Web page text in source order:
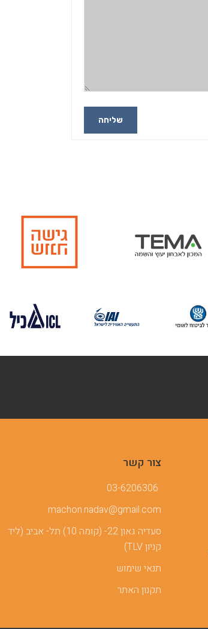
שליחה
צור קשר
03-6206306
machon.nadav@gmail.com
סעדיה גאון 22- (קומה 10) תל- אביב (ליד
קניון TLV)
תנאי שימוש
תקנון האתר